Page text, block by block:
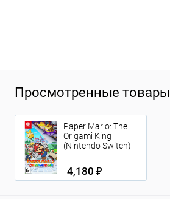
Просмотренные товары
Paper Mario: The
Origami King
(Nintendo Switch)
4,180 ₽